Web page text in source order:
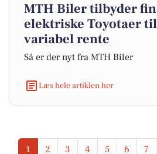
MTH Biler tilbyder
elektriske Toyotaer
variabel rente
Så er der nyt fra MTH Biler
Læs hele artiklen her
1 2 3 4 5 6 7